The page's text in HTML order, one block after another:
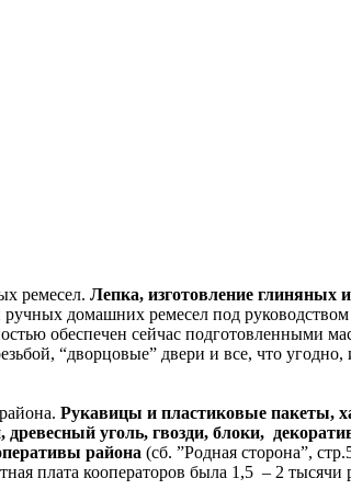
ремесел. Лепка, изготовление глиняных
домашних ремесел под
обеспечен сейчас подготовленными
“дворцовые” двери и все, что
Рукавицы и пластиковые пакеты,
уголь, гвозди, блоки,
района (сб. ”Родная сторона”,
плата кооператоров была 1,5 – 2 тысячи